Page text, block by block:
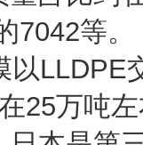
7042等
以
25万吨